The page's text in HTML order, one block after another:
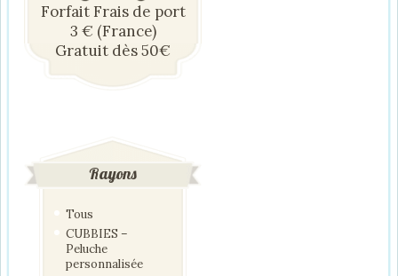
Forfait Frais de port
3 € (France)
Gratuit dès 50€
Rayons
Tous
CUBBIES –
Peluche
personnalisée